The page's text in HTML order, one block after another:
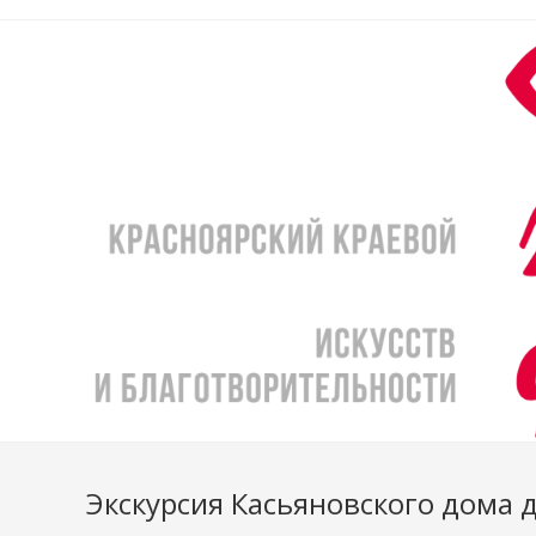
Экскурсия Касьяновского